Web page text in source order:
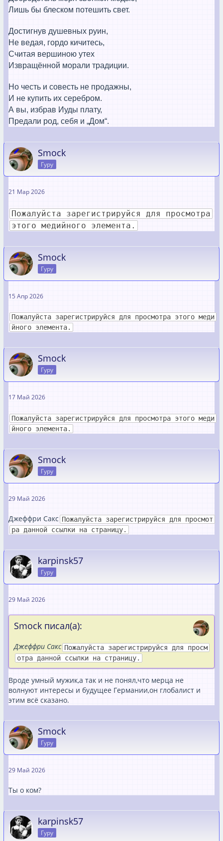
Лишь бы блеском потешить свет.
Достигнув душевных руин,
Hе ведая, гордо кичитесь,
Считая вершиною утех
Извращённой морали традиции.
Но честь и совесть не продажны,
И не купить их серебром.
А вы, избрав Иуды плату,
Предали род, себя и „Дом“.
Smock
Гуру
21 Мар 2026
Пожалуйста зарегистрируйся для просмотра
этого медийного элемента.
Smock
Гуру
15 Апр 2026
Пожалуйста зарегистрируйся для просмотра этого меди
йного элемента.
Smock
Гуру
17 Май 2026
Пожалуйста зарегистрируйся для просмотра этого меди
йного элемента.
Smock
Гуру
29 Май 2026
Джеффри Сакс Пожалуйста зарегистрируйся для просмот
ра данной ссылки на страницу.
karpinsk57
Гуру
29 Май 2026
Smock писал(а):
Джеффри Сакс Пожалуйста зарегистрируйся для просм
отра данной ссылки на страницу.
Вроде умный мужик,а так и не понял,что мерца не
волнуют интересы и будущее Германии,он глобалист и
этим всё сказано.
Smock
Гуру
29 Май 2026
Ты о ком?
karpinsk57
Гуру